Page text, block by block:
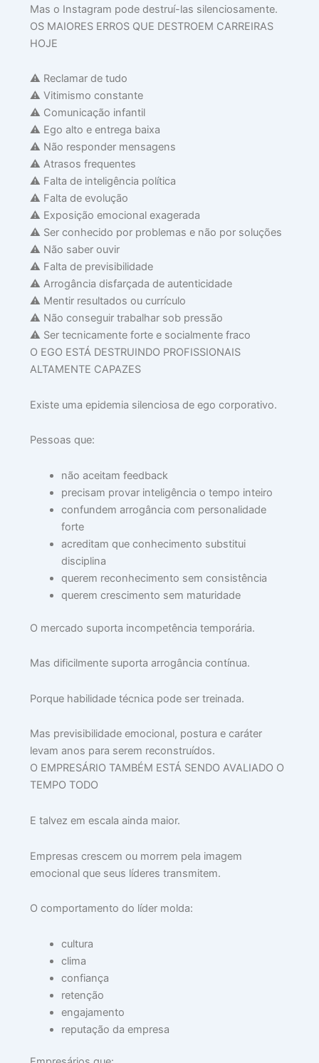
Mas o Instagram pode destruí-las silenciosamente.
OS MAIORES ERROS QUE DESTROEM CARREIRAS
HOJE
⚠️ Reclamar de tudo
⚠️ Vitimismo constante
⚠️ Comunicação infantil
⚠️ Ego alto e entrega baixa
⚠️ Não responder mensagens
⚠️ Atrasos frequentes
⚠️ Falta de inteligência política
⚠️ Falta de evolução
⚠️ Exposição emocional exagerada
⚠️ Ser conhecido por problemas e não por soluções
⚠️ Não saber ouvir
⚠️ Falta de previsibilidade
⚠️ Arrogância disfarçada de autenticidade
⚠️ Mentir resultados ou currículo
⚠️ Não conseguir trabalhar sob pressão
⚠️ Ser tecnicamente forte e socialmente fraco
O EGO ESTÁ DESTRUINDO PROFISSIONAIS
ALTAMENTE CAPAZES
Existe uma epidemia silenciosa de ego corporativo.
Pessoas que:
não aceitam feedback
precisam provar inteligência o tempo inteiro
confundem arrogância com personalidade
forte
acreditam que conhecimento substitui
disciplina
querem reconhecimento sem consistência
querem crescimento sem maturidade
O mercado suporta incompetência temporária.
Mas dificilmente suporta arrogância contínua.
Porque habilidade técnica pode ser treinada.
Mas previsibilidade emocional, postura e caráter
levam anos para serem reconstruídos.
O EMPRESÁRIO TAMBÉM ESTÁ SENDO AVALIADO O
TEMPO TODO
E talvez em escala ainda maior.
Empresas crescem ou morrem pela imagem
emocional que seus líderes transmitem.
O comportamento do líder molda:
cultura
clima
confiança
retenção
engajamento
reputação da empresa